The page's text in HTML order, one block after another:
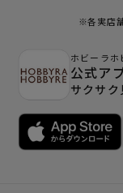
※各実店
ホビーラホ
公式ア
サクサ